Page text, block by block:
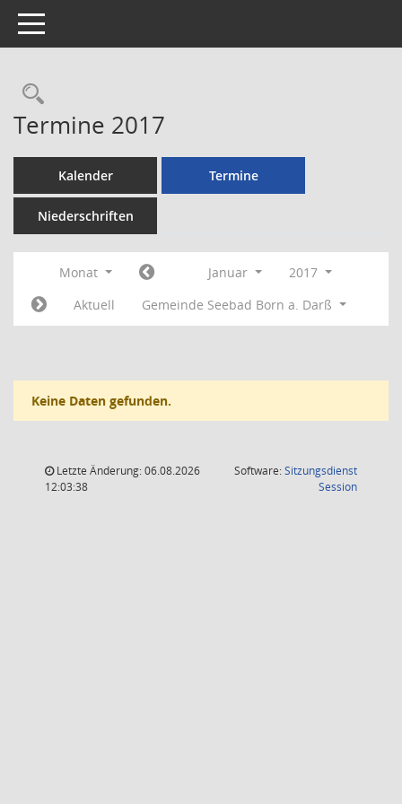
Toggle navigation
Rechercheauswahl
Termine 2017
Kalender Termine
Niederschriften
Monat Januar
2017
Aktuell
Gemeinde Seebad Born a. Darß
Keine Daten gefunden.
Letzte Änderung: 06.08.2026
12:03:38
Software:Sitzungsdienst
Session(Wird in